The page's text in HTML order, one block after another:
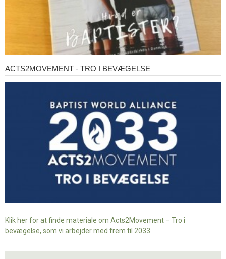
Acts2Movement
ACTS2MOVEMENT - TRO I BEVÆGELSE
Klik her for at finde materiale om Acts2Movement – Tro i
bevægelse, som vi arbejder med frem til 2033.